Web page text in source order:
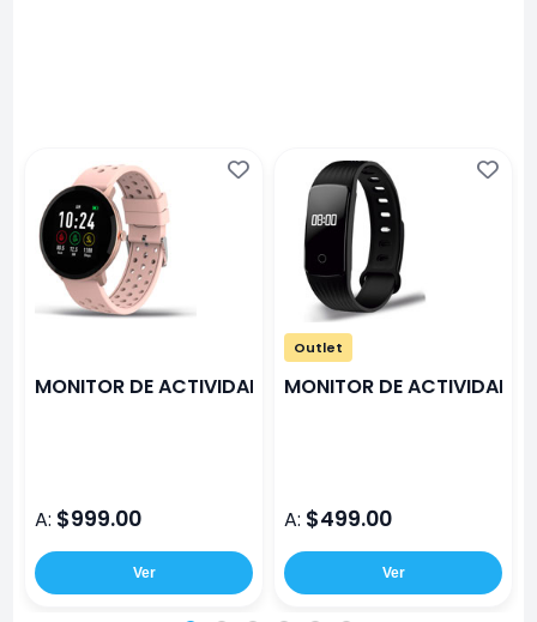
MONITOR DE ACTIVIDAD STF KRONOS SPORT ROSA
A: $999.00
Ver
Outlet
MONITOR DE ACTIVIDAD
A: $499.00
Ver